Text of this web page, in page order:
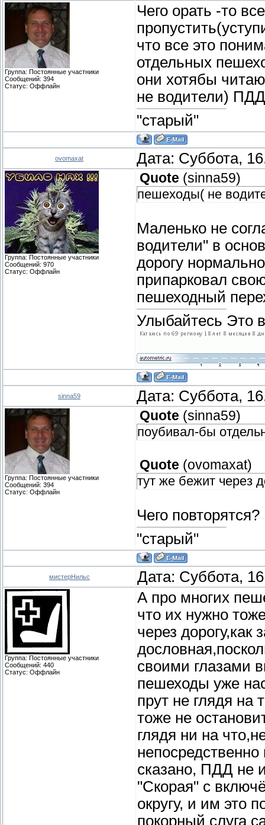
Группа: Постоянные участники
Сообщений: 394
Статус: Оффлайн
Чего орать -то
что все это
отдельных
они хотябы
не водители)
"старый"
ovomaxat Дата: Суббота,
Группа: Постоянные участники
Сообщений: 970
Статус: Оффлайн
Quote (sinna59)
пешеходы( не
Маленько не
водители" в
дорогу
припарковал
пешеходный
Улыбайтесь Это
sinna59 Дата: Суббота,
Группа: Постоянные участники
Сообщений: 394
Статус: Оффлайн
Quote (sinna59)
поубивал-бы
Quote (ovomaxat)
тут же бежит через
Чего повторятся?
"старый"
мистерНильс Дата: Суббота,
Группа: Постоянные участники
Сообщений: 440
Статус: Оффлайн
А про многих
что их нужно
через
своими глазами
пешеходы уже
прут не глядя на
тоже не
глядя ни на
сказано, ПДД не
"Скорая" с
округу, и им это
покорный слуга